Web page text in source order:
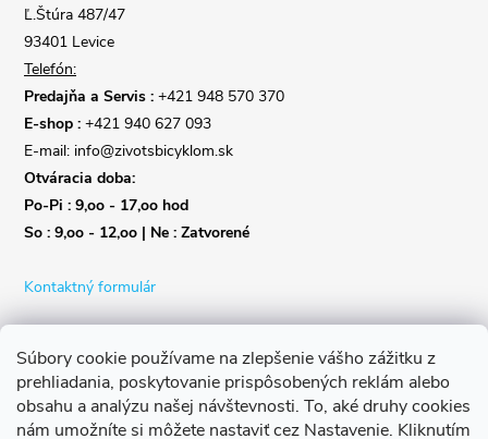
Súbory cookie používame na zlepšenie vášho zážitku z
prehliadania, poskytovanie prispôsobených reklám alebo
obsahu a analýzu našej návštevnosti. To, aké druhy cookies
nám umožníte si môžete nastaviť cez Nastavenie. Kliknutím
Ľ.Štúra 487/47
93401 Levice
Telefón:
Predajňa a Servis : +421 948 570 370
E-shop : +421 940 627 093
E-mail: info@zivotsbicyklom.sk
Otváracia doba:
Po-Pi : 9,oo - 17,oo hod
So : 9,oo - 12,oo | Ne : Zatvorené
Kontaktný formulár